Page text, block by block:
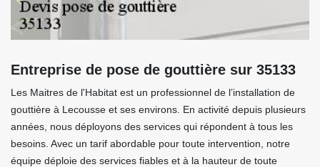
Entreprise de pose de gouttière sur 35133
Les Maitres de l'Habitat est un professionnel de l’installation de
gouttière à Lecousse et ses environs. En activité depuis plusieurs
années, nous déployons des services qui répondent à tous les
besoins. Avec un tarif abordable pour toute intervention, notre
équipe déploie des services fiables et à la hauteur de toute